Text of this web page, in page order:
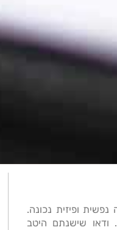
ופיזית נכונה.
ודאו שישנתם היטב